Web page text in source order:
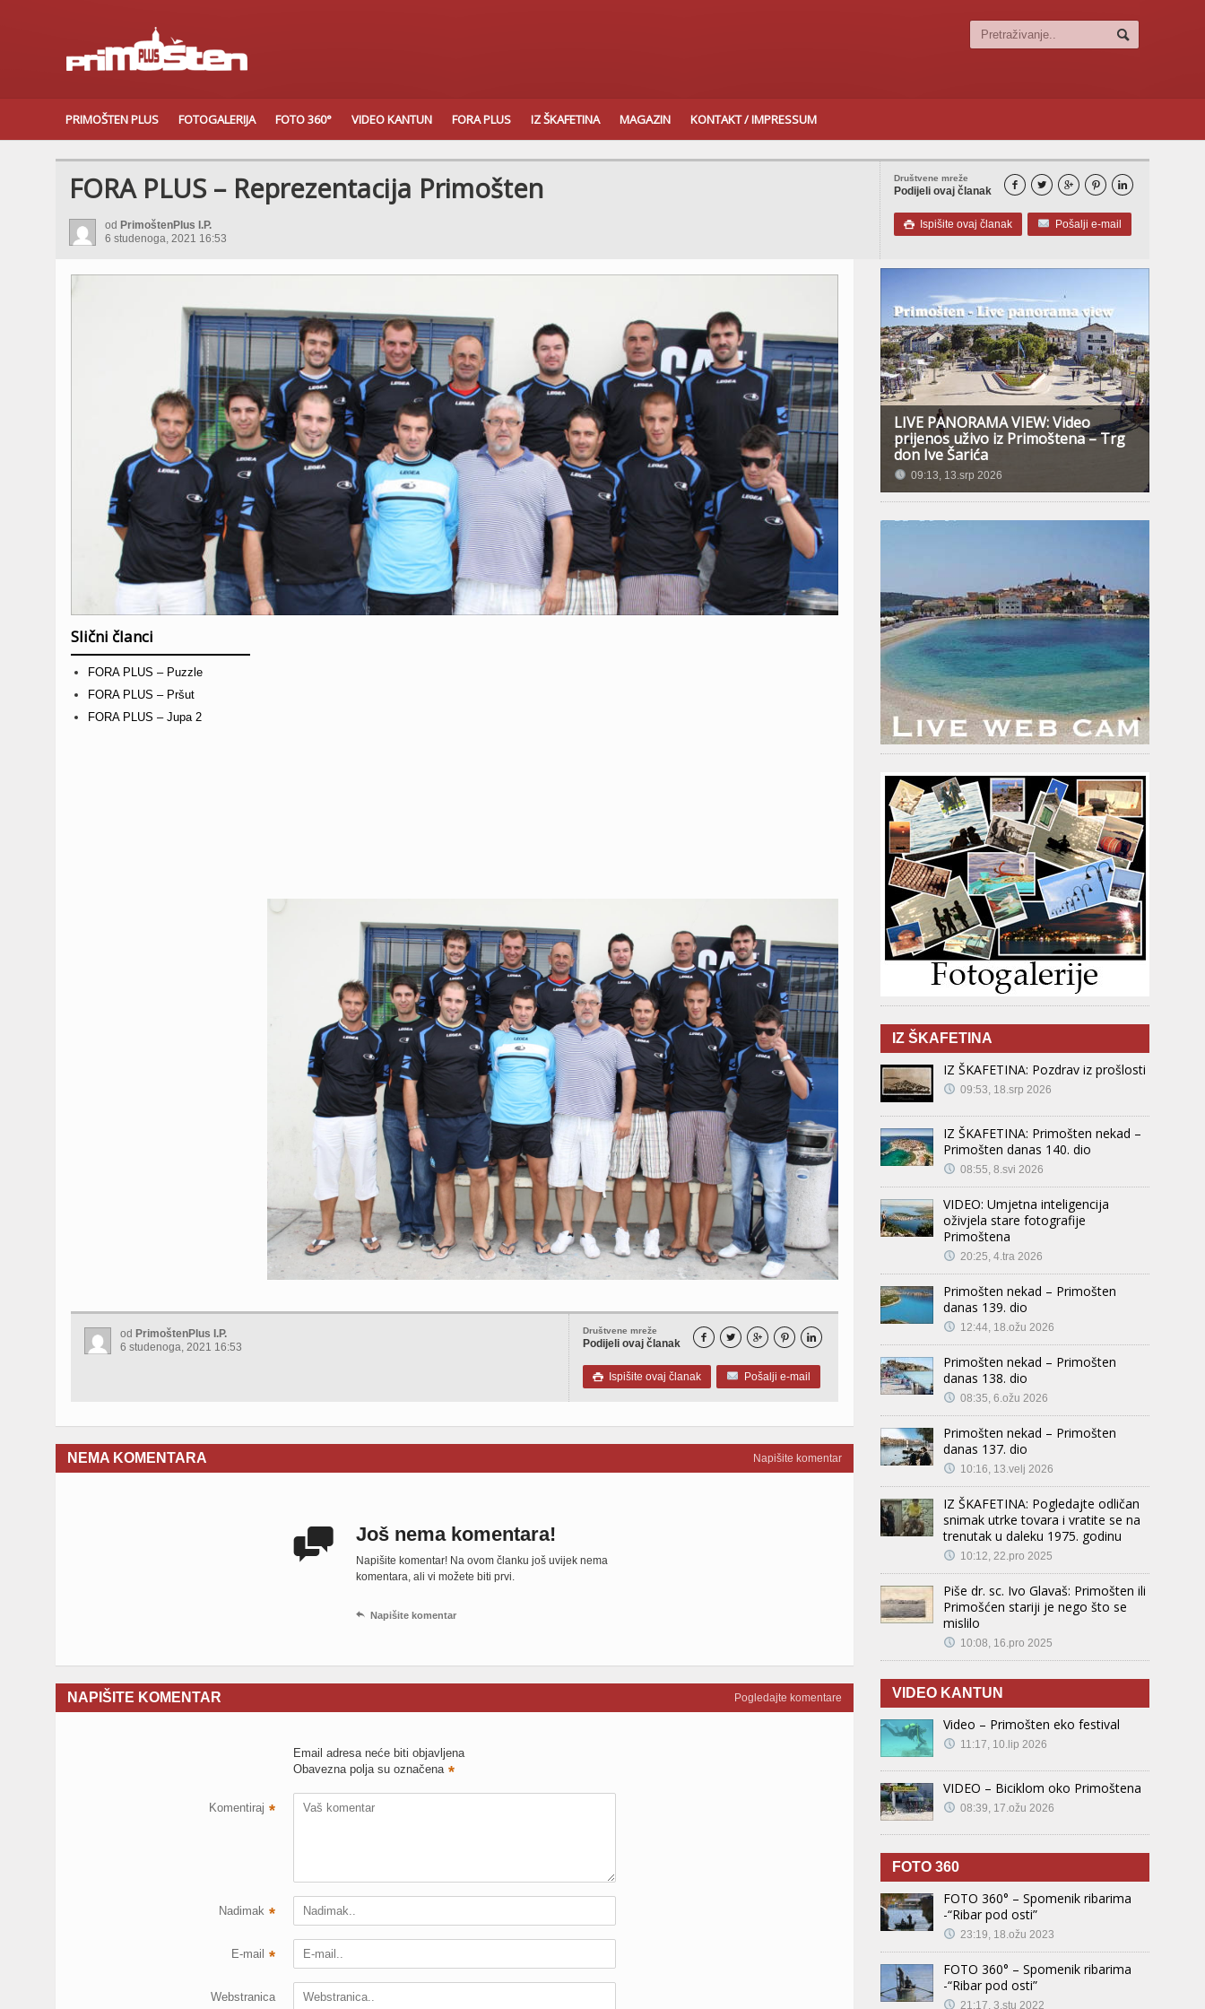
PRIMOŠTEN PLUS FOTOGALERIJA FOTO 360° VIDEO KANTUN FORA PLUS IZ ŠKAFETINA MAGAZIN KONTAKT / IMPRESSUM
Društvene mreže
Podijeli ovaj članak     
 Ispišite ovaj članak Pošalji e-mail
FORA PLUS – Reprezentacija Primošten
od PrimoštenPlus I.P.
6 studenoga, 2021 16:53
Slični članci
FORA PLUS – Puzzle
FORA PLUS – Pršut
FORA PLUS – Jupa 2
Društvene mreže
Podijeli ovaj članak     
 Ispišite ovaj članak Pošalji e-mail
od PrimoštenPlus I.P.
6 studenoga, 2021 16:53
Napišite komentar
NEMA KOMENTARA
 Još nema komentara!
Napišite komentar! Na ovom članku još uvijek nema
komentara, ali vi možete biti prvi.
 Napišite komentar
Pogledajte komentare
NAPIŠITE KOMENTAR
Email adresa neće biti objavljena
Obavezna polja su označena *
Komentiraj *
Nadimak *
E-mail *
Webstranica
LIVE PANORAMA VIEW: Video
prijenos uživo iz Primoštena – Trg
don Ive Šarića
09:13, 13.srp 2026
IZ ŠKAFETINA
IZ ŠKAFETINA: Pozdrav iz prošlosti
09:53, 18.srp 2026
IZ ŠKAFETINA: Primošten nekad –
Primošten danas 140. dio
08:55, 8.svi 2026
VIDEO: Umjetna inteligencija
oživjela stare fotografije
Primoštena
20:25, 4.tra 2026
Primošten nekad – Primošten
danas 139. dio
12:44, 18.ožu 2026
Primošten nekad – Primošten
danas 138. dio
08:35, 6.ožu 2026
Primošten nekad – Primošten
danas 137. dio
10:16, 13.velj 2026
IZ ŠKAFETINA: Pogledajte odličan
snimak utrke tovara i vratite se na
trenutak u daleku 1975. godinu
10:12, 22.pro 2025
Piše dr. sc. Ivo Glavaš: Primošten ili
Primošćen stariji je nego što se
mislilo
10:08, 16.pro 2025
VIDEO KANTUN
Video – Primošten eko festival
11:17, 10.lip 2026
VIDEO – Biciklom oko Primoštena
08:39, 17.ožu 2026
FOTO 360
FOTO 360° – Spomenik ribarima
-“Ribar pod osti”
23:19, 18.ožu 2023
FOTO 360° – Spomenik ribarima
-“Ribar pod osti”
21:17, 3.stu 2022